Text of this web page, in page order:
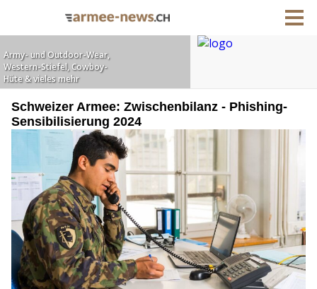
Schweizer Armee: Zwischenbilanz - Phishing-
Sensibilisierung 2024